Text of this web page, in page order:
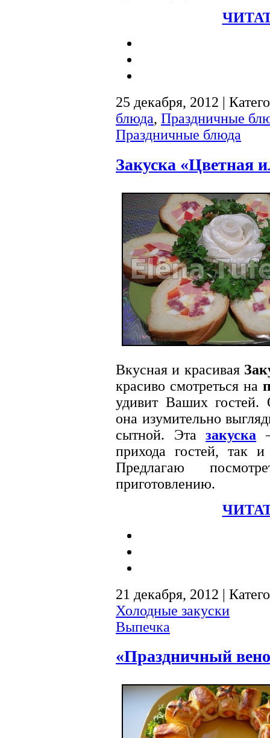
25 декабря, 2012 |
блюда, Праздничные
Праздничные блюда
Закуска «Цветная
Вкусная и красивая
красиво смотреться на
удивит Ваших гостей.
она изумительно
сытной. Этазакуска
прихода гостей, так
Предлагаю
приготовлению.
21 декабря, 2012 |
Холодные закуски
Выпечка
«Праздничный